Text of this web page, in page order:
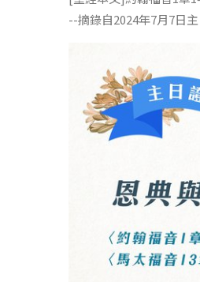
--摘錄自2024年7月7日